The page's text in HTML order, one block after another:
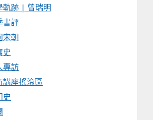
軌跡 | 曾瑞明
書評
宋朝
史
專訪
講座搖滾區
史